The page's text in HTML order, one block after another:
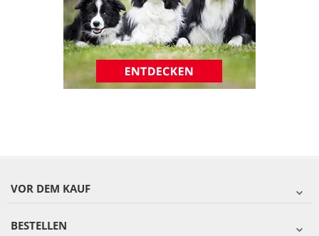
VOR DEM KAUF
BESTELLEN